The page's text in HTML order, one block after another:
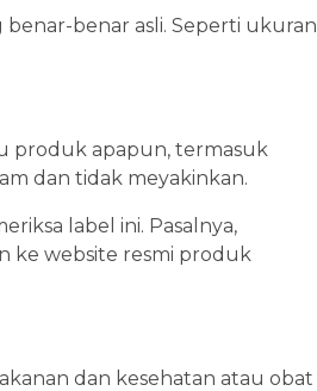
benar asli. Seperti ukuran
produk apapun, termasuk
dan tidak meyakinkan.
label ini. Pasalnya,
ke website resmi produk
dan kesehatan atau obat